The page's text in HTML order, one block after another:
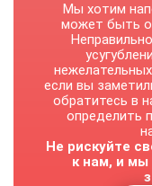
Мы хотим
может быть
если вы
обратитесь в
определить
Не рискуйте
к нам, и